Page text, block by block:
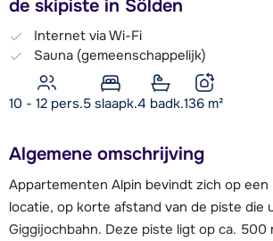
de skipiste in Sölden
Internet via Wi-Fi
Sauna (gemeenschappelijk)
10 - 12 pers.5 slaapk.4 badk.136 m²
Algemene omschrijving
Appartementen Alpin bevindt zich op
locatie, op korte afstand van de piste die
Giggijochbahn. Deze piste ligt op ca. 500